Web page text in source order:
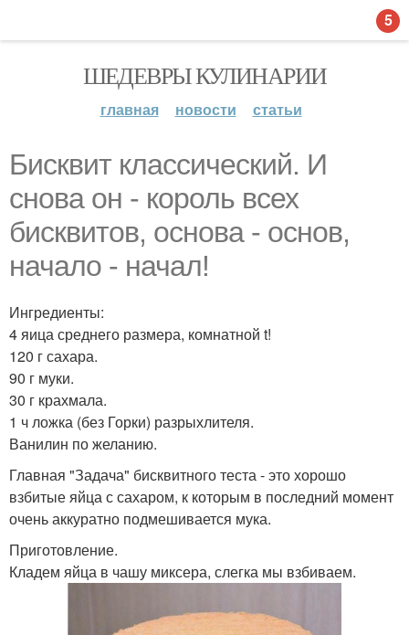
ШЕДЕВРЫ КУЛИНАРИИ
главная новости статьи
Бисквит классический. И
снова он - король всех
бисквитов, основа - основ,
начало - начал!
Ингредиенты:
4 яица среднего размера, комнатной t!
120 г сахара.
90 г муки.
30 г крахмала.
1 ч ложка (без Горки) разрыхлителя.
Ванилин по желанию.
Главная "Задача" бисквитного теста - это хорошо
взбитые яйца с сахаром, к которым в последний момент
очень аккуратно подмешивается мука.
Приготовление.
Кладем яйца в чашу миксера, слегка мы взбиваем.
5